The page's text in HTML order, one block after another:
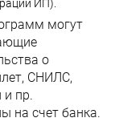
ИП).
могут
о
СНИЛС,
и пр.
на счет банка.